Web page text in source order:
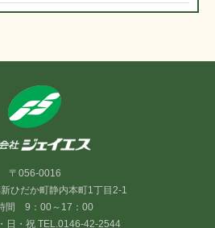
〒056-0016
ひだか町静内本町1丁目2-1
間 9：00～17：00
日・祝 TEL.0146-42-2544